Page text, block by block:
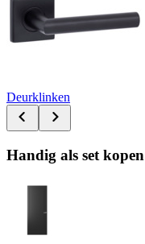
Deurklinken
Handig als set kopen